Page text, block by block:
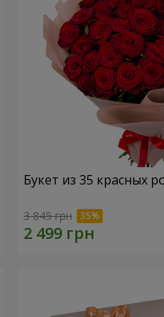
Букет из 35 красных
3 845 грн